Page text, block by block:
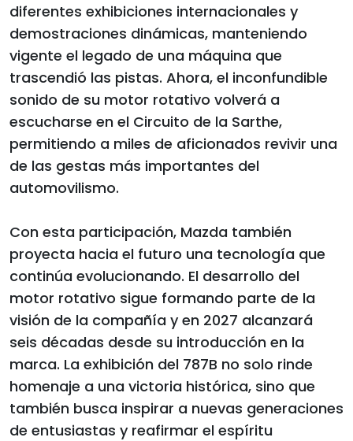
diferentes exhibiciones internacionales y
demostraciones dinámicas, manteniendo
vigente el legado de una máquina que
trascendió las pistas. Ahora, el inconfundible
sonido de su motor rotativo volverá a
escucharse en el Circuito de la Sarthe,
permitiendo a miles de aficionados revivir una
de las gestas más importantes del
automovilismo.
Con esta participación, Mazda también
proyecta hacia el futuro una tecnología que
continúa evolucionando. El desarrollo del
motor rotativo sigue formando parte de la
visión de la compañía y en 2027 alcanzará
seis décadas desde su introducción en la
marca. La exhibición del 787B no solo rinde
homenaje a una victoria histórica, sino que
también busca inspirar a nuevas generaciones
de entusiastas y reafirmar el espíritu